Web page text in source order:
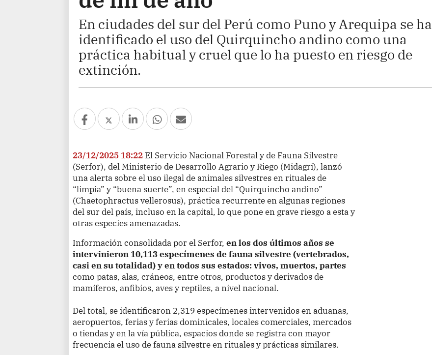
En ciudades del sur del Perú como Puno y Arequipa se ha
identificado el uso del Quirquincho andino como una
práctica habitual y cruel que lo ha puesto en riesgo de
extinción.
23/12/2025 18:22 El Servicio Nacional Forestal y de Fauna Silvestre
(Serfor), del Ministerio de Desarrollo Agrario y Riego (Midagri), lanzó
una alerta sobre el uso ilegal de animales silvestres en rituales de
“limpia” y “buena suerte”, en especial del “Quirquincho andino”
(Chaetophractus vellerosus), práctica recurrente en algunas regiones
del sur del país, incluso en la capital, lo que pone en grave riesgo a esta y
otras especies amenazadas.
Información consolidada por el Serfor,en los dos últimos años se
intervinieron 10,113 especímenes de fauna silvestre (vertebrados,
casi en su totalidad) y en todos sus estados: vivos, muertos, partes
como patas, alas, cráneos, entre otros, productos y derivados de
mamíferos, anfibios, aves y reptiles, a nivel nacional.
Del total, se identificaron 2,319 especímenes intervenidos en aduanas,
aeropuertos, ferias y ferias dominicales, locales comerciales, mercados
o tiendas y en la vía pública, espacios donde se registra con mayor
frecuencia el uso de fauna silvestre en rituales y prácticas similares.